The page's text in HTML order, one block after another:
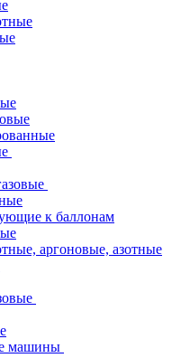
к баллонам
аргоновые, азотные
машины